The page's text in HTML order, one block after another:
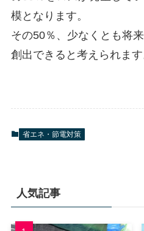
模となります。
その50％、少なくとも将
創出できると考えられます
省エネ・節電対策
人気記事